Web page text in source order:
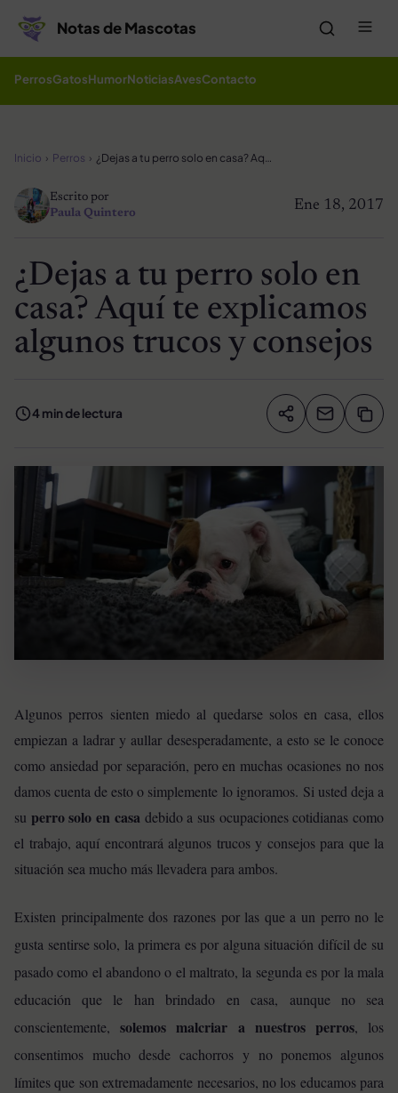
Notas de Mascotas
PerrosGatosHumorNoticiasAvesContacto
Inicio Perros ¿Dejas a tu perro solo en casa? Aquí te explicamos algunos trucos y consejos
Ene 18, 2017
Escrito por
Paula Quintero
¿Dejas a tu perro solo en
casa? Aquí te explicamos
algunos trucos y consejos
4 min de lectura Compartir
Algunos perros sienten miedo al quedarse solos en casa, ellos
empiezan a ladrar y aullar desesperadamente, a esto se le conoce
como ansiedad por separación, pero en muchas ocasiones no nos
damos cuenta de esto o simplemente lo ignoramos. Si usted deja a
su perro solo en casa debido a sus ocupaciones cotidianas como
el trabajo, aquí encontrará algunos trucos y consejos para que la
situación sea mucho más llevadera para ambos.
Existen principalmente dos razones por las que a un perro no le
gusta sentirse solo, la primera es por alguna situación difícil de su
pasado como el abandono o el maltrato, la segunda es por la mala
educación que le han brindado en casa, aunque no sea
conscientemente,solemos malcriar a nuestros perros, los
consentimos mucho desde cachorros y no ponemos algunos
límites que son extremadamente necesarios, no los educamos para